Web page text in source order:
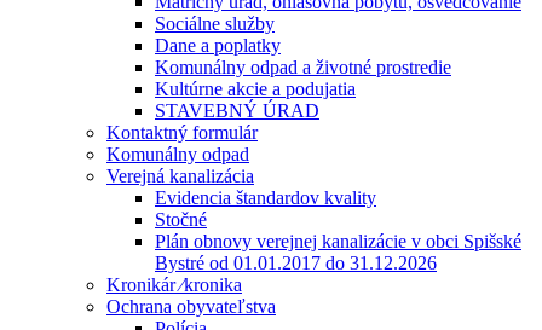
Sociálne služby
Dane a poplatky
Komunálny odpad a životné prostredie
Kultúrne akcie a podujatia
STAVEBNÝ ÚRAD
Kontaktný formulár
Komunálny odpad
Verejná kanalizácia
Evidencia štandardov kvality
Stočné
Plán obnovy verejnej kanalizácie v obci Spišské
Bystré od 01.01.2017 do 31.12.2026
Kronikár ⁄kronika
Ochrana obyvateľstva